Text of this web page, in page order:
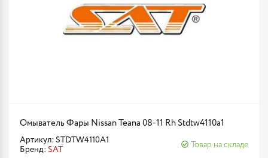
Омыватель Фары Nissan Teana 08-11 Rh Stdtw4110a1
Артикул: STDTW4110A1
Бренд: SAT
Товар на складе